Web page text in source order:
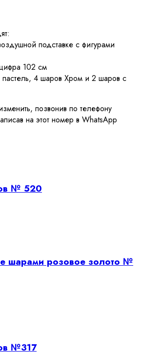
подставке с фигурами
102 см
4 шаров Хром и 2 шаров с
позвонив по телефону
на этот номер в WhatsApp
№ 520
шарами розовое золото №
№317